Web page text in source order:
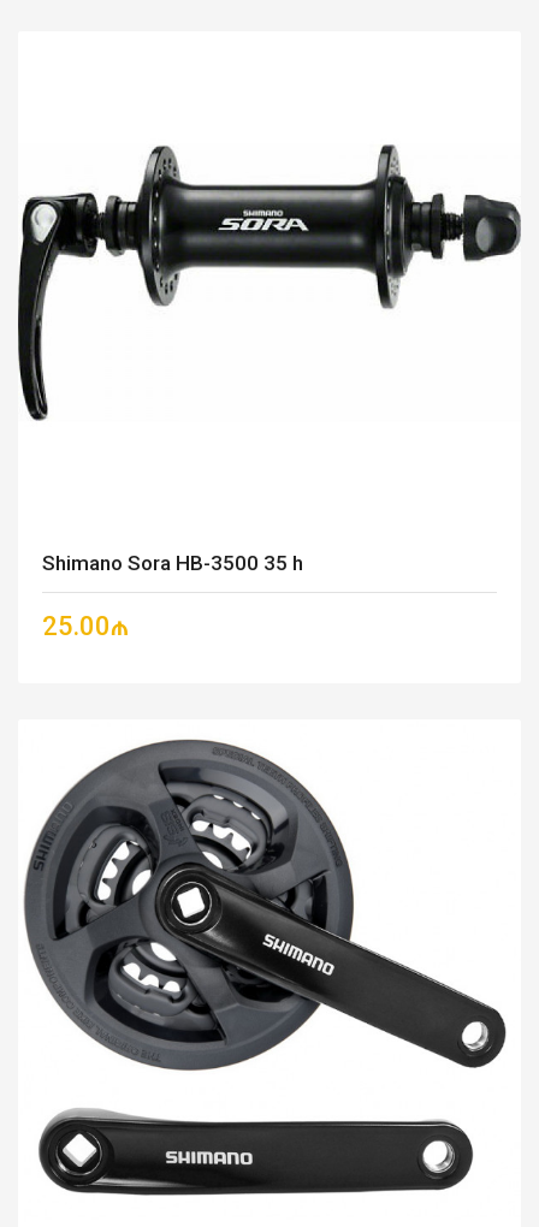
Shimano Sora HB-3500 35 h
25.00₼